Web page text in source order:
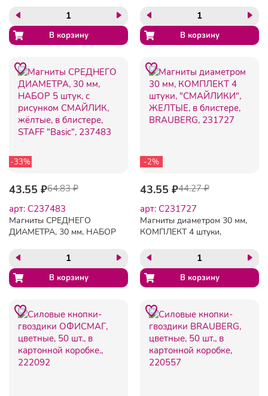
блистере, STAFF "Basic",
237484
картонной коробке,
220009
-33%
43.55 ₽64.83 ₽
арт: C237483
Магниты СРЕДНЕГО
ДИАМЕТРА, 30 мм, НАБОР
СМАЙЛИК, жёлтые, в
блистере, STAFF "Basic",
237483
-2%
43.55 ₽44.27 ₽
арт: C231727
Магниты диаметром 30 мм,
КОМПЛЕКТ 4 штуки,
блистере, BRAUBERG,
231727